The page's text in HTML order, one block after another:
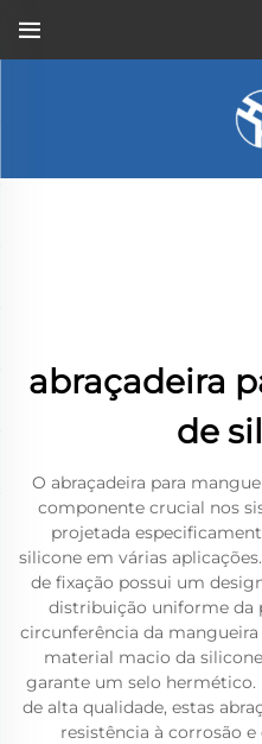
abraçadeira
de
O abraçadeira para
componente crucial nos
projetada
silicone em várias
de fixação possui um
distribuição uniforme da
circunferência da
material macio da
garante um selo hermético.
de alta qualidade, estas
resistência à corrosão